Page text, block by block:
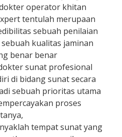
operator khitan
tentulah merupaan
sebuah penilaian
kualitas jaminan
benar benar
sunat profesional
di bidang sunat secara
sebuah prioritas utama
proses
tempat sunat yang